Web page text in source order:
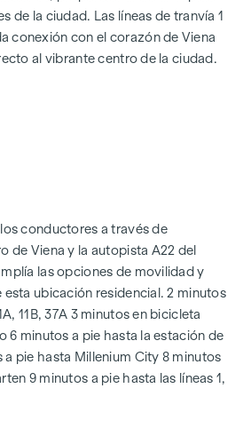
días más calurosos.
el tejado
y
aplicación de teléfono móvil
inteligente de la propiedad "puck
dominio
con espacios habitables de aprox.
de la ciudad. Las líneas de tranvía 1
conexión con el corazón de Viena
al vibrante centro de la ciudad.
conductores a través de
de Viena y la autopista A22 del
las opciones de movilidad y
esta ubicación residencial. 2 minutos
11B, 37A 3 minutos en bicicleta
6 minutos a pie hasta la estación de
a pie hasta Millenium City 8 minutos
9 minutos a pie hasta las líneas 1,